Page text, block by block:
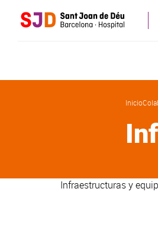
Inicio
Infraestructuras y